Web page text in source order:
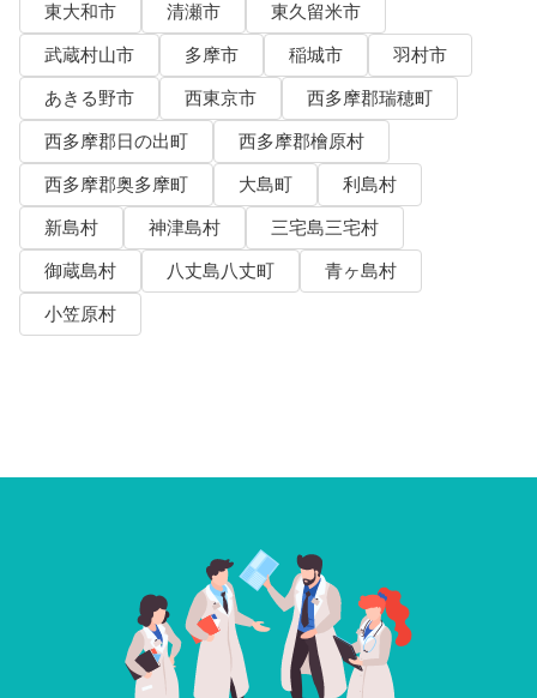
東大和市
清瀬市
東久留米市
武蔵村山市
多摩市 稲城市
羽村市
あきる野市
西東京市
西多摩郡瑞穂町
西多摩郡日の出町
西多摩郡檜原村
西多摩郡奥多摩町
大島町
利島村
新島村
神津島村
三宅島三宅村
御蔵島村
八丈島八丈町
青ヶ島村
小笠原村